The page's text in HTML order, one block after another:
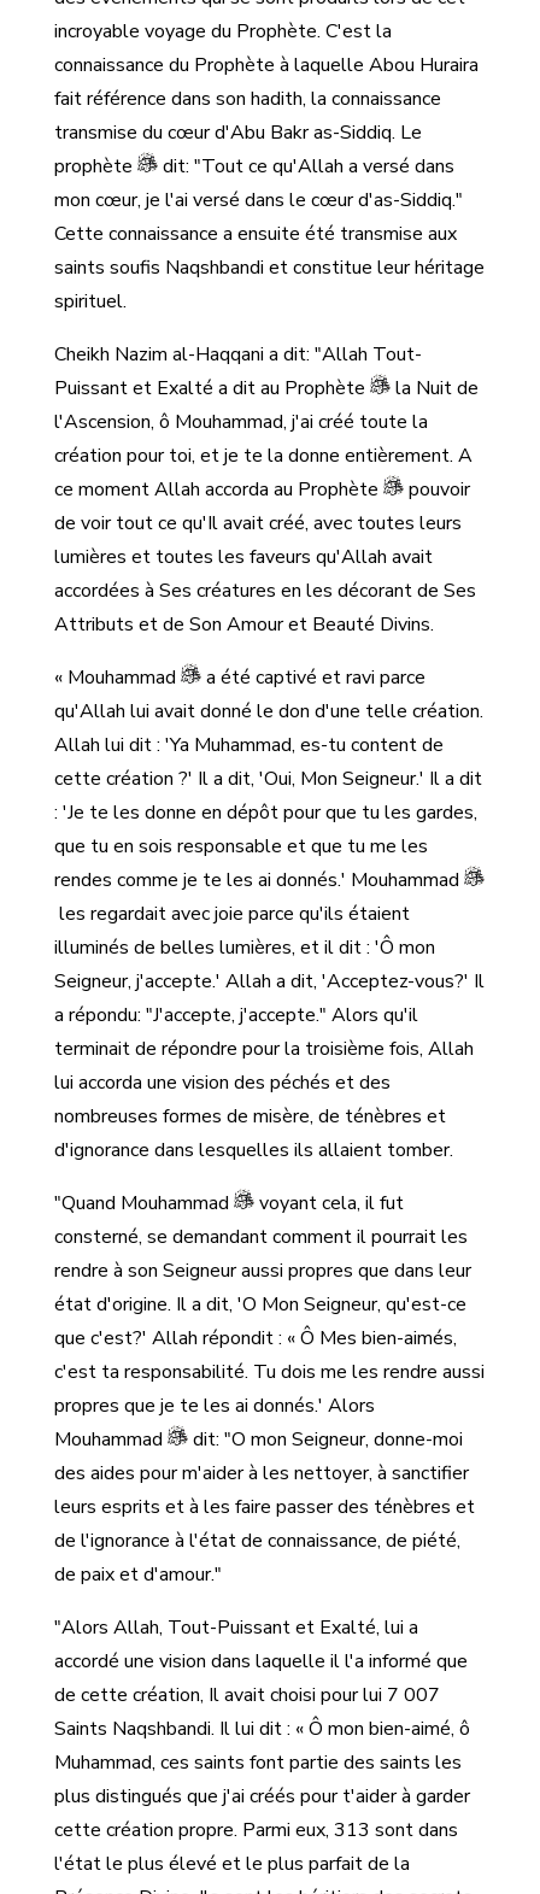
incroyable voyage du Prophète. C'est la
connaissance du Prophète à laquelle Abou Huraira
fait référence dans son hadith, la connaissance
transmise du cœur d'Abu Bakr as-Siddiq. Le
prophète
dit: "Tout ce qu'Allah a versé dans
mon cœur, je l'ai versé dans le cœur d'as-Siddiq."
Cette connaissance a ensuite été transmise aux
saints soufis Naqshbandi et constitue leur héritage
spirituel.
Cheikh Nazim al-Haqqani a dit: "Allah Tout-
Puissant et Exalté a dit au Prophète
la Nuit de
l'Ascension, ô Mouhammad, j'ai créé toute la
création pour toi, et je te la donne entièrement. A
ce moment Allah accorda au Prophète
pouvoir
de voir tout ce qu'Il avait créé, avec toutes leurs
lumières et toutes les faveurs qu'Allah avait
accordées à Ses créatures en les décorant de Ses
Attributs et de Son Amour et Beauté Divins.
« Mouhammad
a été captivé et ravi parce
qu'Allah lui avait donné le don d'une telle création.
Allah lui dit : 'Ya Muhammad, es-tu content de
cette création ?' Il a dit, 'Oui, Mon Seigneur.' Il a dit
: 'Je te les donne en dépôt pour que tu les gardes,
que tu en sois responsable et que tu me les
rendes comme je te les ai donnés.' Mouhammad
les regardait avec joie parce qu'ils étaient
illuminés de belles lumières, et il dit : 'Ô mon
Seigneur, j'accepte.' Allah a dit, 'Acceptez-vous?' Il
a répondu: "J'accepte, j'accepte." Alors qu'il
terminait de répondre pour la troisième fois, Allah
lui accorda une vision des péchés et des
nombreuses formes de misère, de ténèbres et
d'ignorance dans lesquelles ils allaient tomber.
"Quand Mouhammad
voyant cela, il fut
consterné, se demandant comment il pourrait les
rendre à son Seigneur aussi propres que dans leur
état d'origine. Il a dit, 'O Mon Seigneur, qu'est-ce
que c'est?' Allah répondit : « Ô Mes bien-aimés,
c'est ta responsabilité. Tu dois me les rendre aussi
propres que je te les ai donnés.' Alors
Mouhammad
dit: "O mon Seigneur, donne-moi
des aides pour m'aider à les nettoyer, à sanctifier
leurs esprits et à les faire passer des ténèbres et
de l'ignorance à l'état de connaissance, de piété,
de paix et d'amour."
"Alors Allah, Tout-Puissant et Exalté, lui a
accordé une vision dans laquelle il l'a informé que
de cette création, Il avait choisi pour lui 7 007
Saints Naqshbandi. Il lui dit : « Ô mon bien-aimé, ô
Muhammad, ces saints font partie des saints les
plus distingués que j'ai créés pour t'aider à garder
cette création propre. Parmi eux, 313 sont dans
l'état le plus élevé et le plus parfait de la